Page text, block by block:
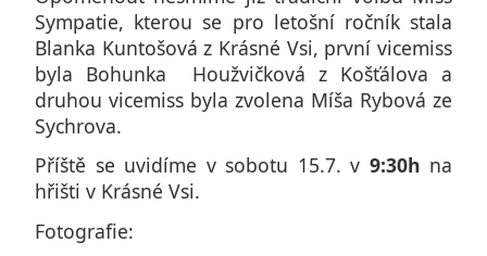
Sympatie, kterou se pro letošní ročník stala
Blanka Kuntošová z Krásné Vsi, první vicemiss
byla Bohunka Houžvičková z Košťálova a
druhou vicemiss byla zvolena Míša Rybová ze
Sychrova.
Příště se uvidíme v sobotu 15.7. v 9:30h na
hřišti v Krásné Vsi.
Fotografie: